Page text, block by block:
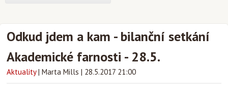
Odkud jdem a kam - bilanční setkání
Akademické farnosti - 28.5.
Aktuality | Marta Mills | 28.5.2017 21:00